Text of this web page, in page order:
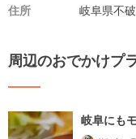
住所 岐阜県不
周辺のおでかけプ
岐阜にも